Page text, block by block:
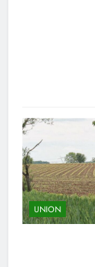
UNION